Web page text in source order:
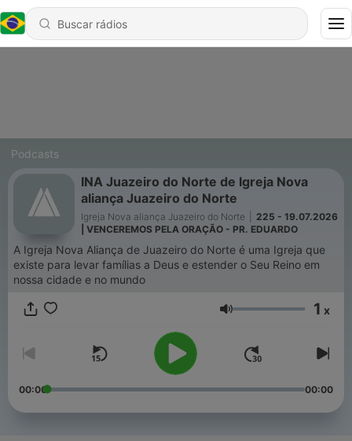
Podcasts
INA Juazeiro do Norte de Igreja Nova
aliança Juazeiro do Norte
Igreja Nova aliança Juazeiro do Norte
225 - 19.07.2026
| VENCEREMOS PELA ORAÇÃO - PR. EDUARDO
A Igreja Nova Aliança de Juazeiro do Norte é uma Igreja que
existe para levar famílias a Deus e estender o Seu Reino em
nossa cidade e no mundo
Volume 1 x
00:00 00:00